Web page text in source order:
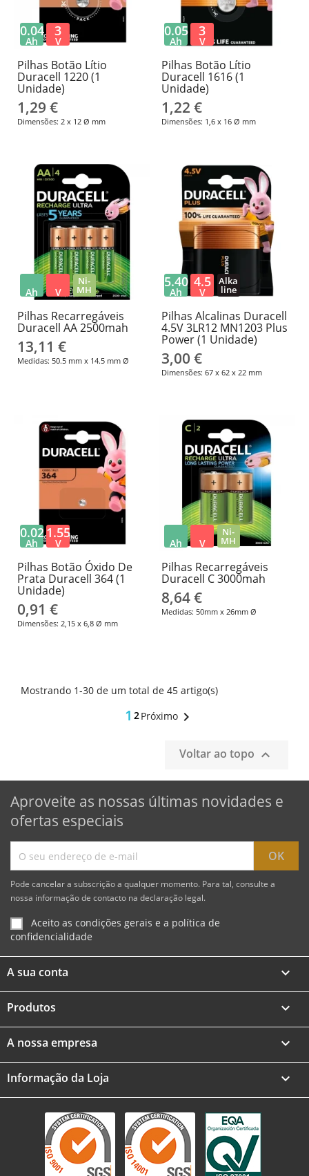
Pilhas Botão Lítio
Duracell 1220 (1
Unidade)
1,29 €
Dimensões: 2 x 12 Ø mm
0.04
Ah
3
V
Pilhas Botão Lítio
Duracell 1616 (1
Unidade)
1,22 €
Dimensões: 1,6 x 16 Ø mm
0.05
Ah
3
V
Pilhas Recarregáveis
Duracell AA 2500mah
13,11 €
Medidas: 50.5 mm x 14.5 mm Ø
Ah V
Ni-
MH
Pilhas Alcalinas Duracell
4.5V 3LR12 MN1203 Plus
Power (1 Unidade)
3,00 €
Dimensões: 67 x 62 x 22 mm
5.40
Ah
4.5
V
Alka
line
Pilhas Botão Óxido De
Prata Duracell 364 (1
Unidade)
0,91 €
Dimensões: 2,15 x 6,8 Ø mm
0.02
Ah
1.55
V
Pilhas Recarregáveis
Duracell C 3000mah
8,64 €
Medidas: 50mm x 26mm Ø
Ah V
Ni-
MH
Mostrando 1-30 de um total de 45 artigo(s)
1 2Próximo 
Voltar ao topo 
Aproveite as nossas últimas novidades e
ofertas especiais
Pode cancelar a subscrição a qualquer momento. Para tal, consulte a
nossa informação de contacto na declaração legal.
Aceito as condições gerais e a política de
confidencialidade
A sua conta 
Produtos 
A nossa empresa 
Informação da Loja keyboard_arrow_down